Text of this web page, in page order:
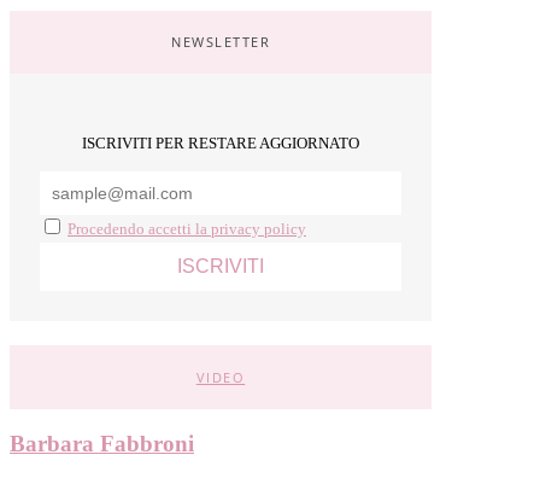
NEWSLETTER
ISCRIVITI PER RESTARE AGGIORNATO
Procedendo accetti la privacy policy
VIDEO
Barbara Fabbroni